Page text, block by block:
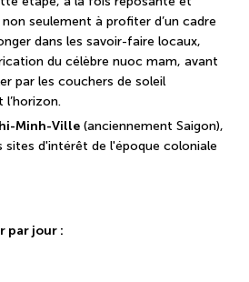
seulement à profiter d’un cadre
dans les savoir-faire locaux,
du célèbre nuoc mam, avant
par les couchers de soleil
Minh-Ville (anciennement Saigon),
sites d'intérêt de l'époque coloniale
par jour :